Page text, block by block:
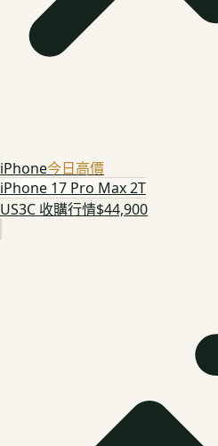
iPhone今日高價
iPhone 17 Pro Max 2T
US3C 收購行情$44,900